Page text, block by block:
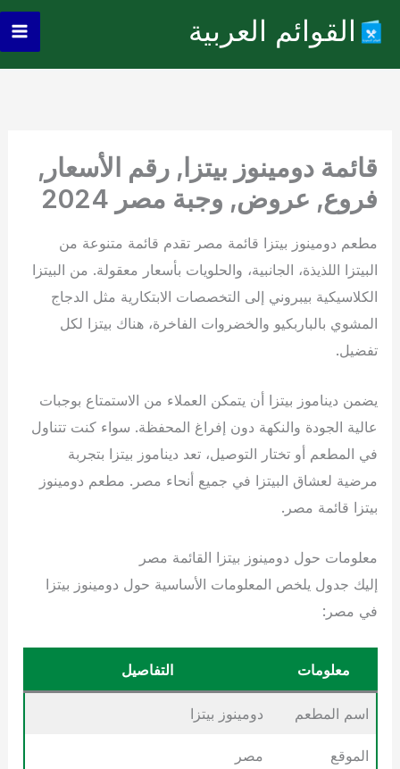
المحتوى
القوائم العربية
قائمة دومينوز بيتزا, رقم الأسعار,
فروع, عروض, وجبة مصر 2024
مطعم دومينوز بيتزا قائمة مصر تقدم قائمة متنوعة من
البيتزا اللذيذة، الجانبية، والحلويات بأسعار معقولة. من البيتزا
الكلاسيكية بيبروني إلى التخصصات الابتكارية مثل الدجاج
المشوي بالباربكيو والخضروات الفاخرة، هناك بيتزا لكل
تفضيل.
يضمن ديناموز بيتزا أن يتمكن العملاء من الاستمتاع بوجبات
عالية الجودة والنكهة دون إفراغ المحفظة. سواء كنت تتناول
في المطعم أو تختار التوصيل، تعد ديناموز بيتزا بتجربة
مرضية لعشاق البيتزا في جميع أنحاء مصر. مطعم دومينوز
بيتزا قائمة مصر.
معلومات حول دومينوز بيتزا القائمة مصر
إليك جدول يلخص المعلومات الأساسية حول دومينوز بيتزا
في مصر:
معلومات التفاصيل
اسم المطعم دومينوز بيتزا
الموقع مصر